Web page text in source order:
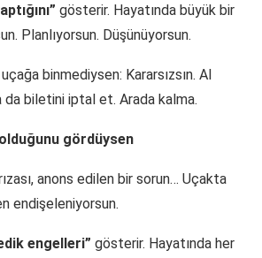
gösterir. Hayatında büyük bir
Planlıyorsun. Düşünüyorsun.
binmediysen: Kararsızsın. Al
da biletini iptal et. Arada kalma.
gördüysen
anons edilen bir sorun… Uçakta
endişeleniyorsun.
engelleri” gösterir. Hayatında her